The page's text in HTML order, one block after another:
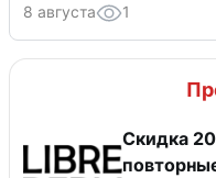
8 августа 1
Скидка